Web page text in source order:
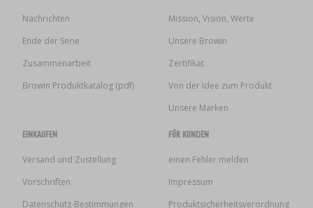
Nachrichten
Ende der Serie
Zusammenarbeit
Browin Produktkatalog (pdf)
Mission, Vision, Werte
Unsere Browin
Zertifikat
Von der Idee zum Produkt
Unsere Marken
EINKAUFEN
Versand und Zustellung
Vorschriften
Datenschutz-Bestimmungen
FÜR KUNDEN
einen Fehler melden
Impressum
Produktsicherheitsverordnung